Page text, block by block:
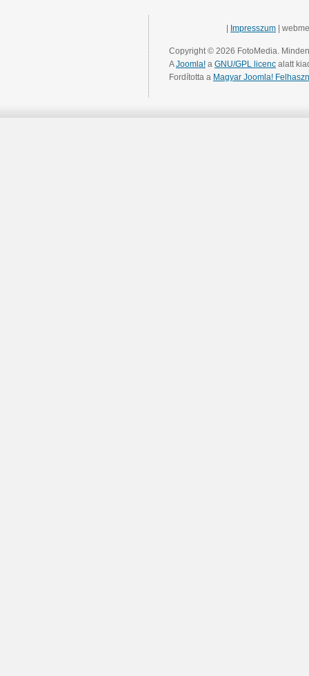
Impresszum |
Copyright © 2026 FotoMedia.
AJoomla! a GNU/GPL licenc alatt
Fordította a Magyar Joomla!